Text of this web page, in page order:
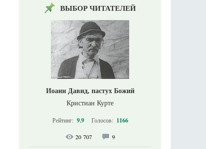
ВЫБОР ЧИТАТЕЛЕЙ
Иоанн Давид, пастух Божий
Кристиан Курте
Рейтинг: 9.9 Голосов: 1166
20 707 9